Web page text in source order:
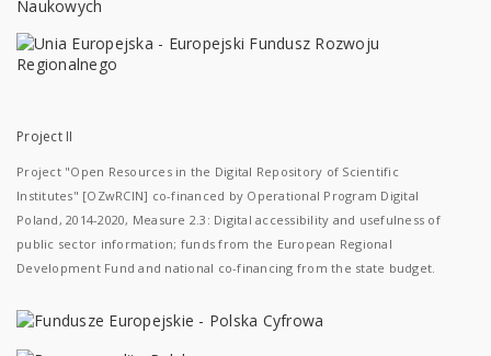
Project II
Project "Open Resources in the Digital Repository of Scientific
Institutes" [OZwRCIN] co-financed by Operational Program Digital
Poland, 2014-2020, Measure 2.3: Digital accessibility and usefulness of
public sector information; funds from the European Regional
Development Fund and national co-financing from the state budget.